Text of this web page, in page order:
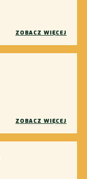
ZOBACZ WIĘCEJ
ZOBACZ WIĘCEJ